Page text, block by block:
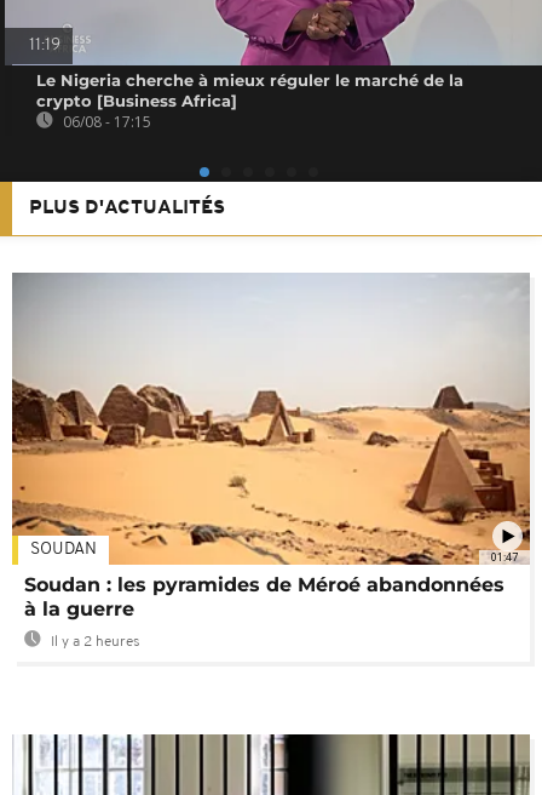
11:19
Le Nigeria cherche à mieux réguler le marché de la
crypto [Business Africa]
06/08 - 17:15
PLUS D'ACTUALITÉS
01:47
SOUDAN
Soudan : les pyramides de Méroé abandonnées
à la guerre
Il y a 2 heures